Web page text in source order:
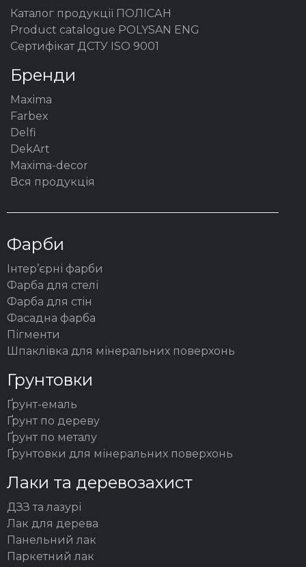
Каталог продукції ПОЛІСАН
Product catalogue POLYSAN ENG
Сертифікат ДСТУ ISO 9001
Бренди
Maxima
Farbex
Delfi
DekArt
Maxima-decor
Вся продукція
Фарби
Інтер’єрні фарби
Фарба для стелі
Фарба для стін
Фасадна фарба
Пігменти
Шпаклівка для мінеральних поверхонь
Грунтовки
Ґрунт-емаль
Ґрунт по дереву
Ґрунт по металу
Ґрунтовки для мінеральних поверхонь
Лаки та деревозахист
ДЗЗ та лазурі
Лак для дерева
Панельний лак
Паркетний лак